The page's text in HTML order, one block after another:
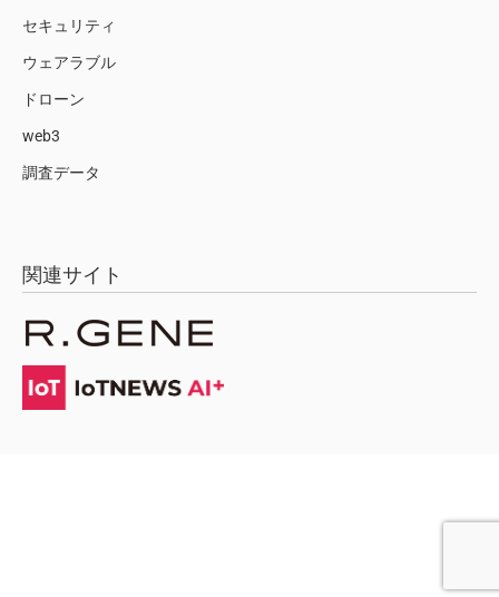
セキュリティ
ウェアラブル
ドローン
web3
調査データ
関連サイト